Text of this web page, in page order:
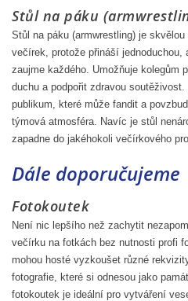
Stůl na páku
Stůl na páku (armwrestling) je
večírek, protože přináší
zaujme každého. Umožňuje kolegům
duchu a podpořit zdravou
publikum, které může fandit a
týmová atmosféra. Navíc je stůl
zapadne do jakéhokoli večírkového
Dále doporučujeme
Fotokoutek
Není nic lepšího než zachytit
večírku na fotkách bez nutnosti profi
mohou hosté vyzkoušet různé
fotografie, které si odnesou jako
fotokoutek je ideální pro vytváření